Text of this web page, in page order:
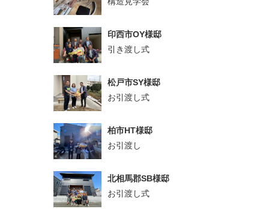
印西市OY様邸
引き渡し式
松戸市SY様邸
お引渡し式
柏市HT様邸
お引渡し
北相馬郡SB様邸
お引渡し式